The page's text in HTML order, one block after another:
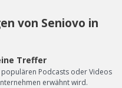
von Seniovo in
Treffer
Podcasts oder Videos
erwähnt wird.